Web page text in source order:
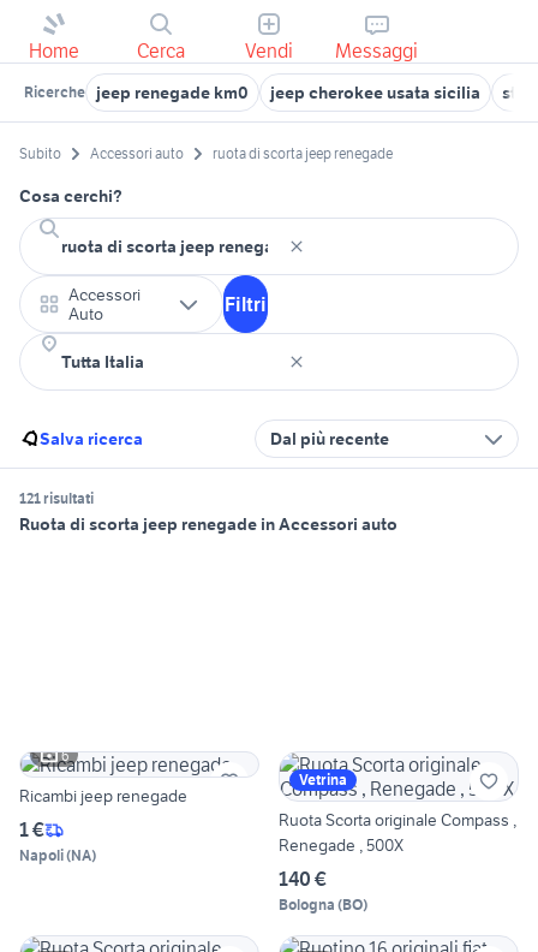
Home Cerca Vendi Messaggi
Ricerche jeep renegade km0 jeep cherokee usata sicilia
Subito Accessori auto ruota di scorta jeep renegade
Cosa cerchi?
Accessori
Auto
Filtri
Salva ricerca Dal più recente
121 risultati
Ruota di scorta jeep renegade in Accessori auto
6
Ricambi jeep renegade
1 €
Napoli(NA)
Vetrina
Ruota Scorta originale Compass ,
Renegade , 500X
140 €
Bologna (BO)